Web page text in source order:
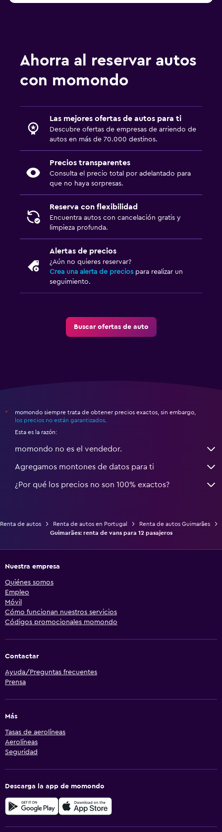
Ahorra al reservar autos
con momondo
Las mejores ofertas de autos para ti
Descubre ofertas de empresas de arriendo de
autos en más de 70.000 destinos.
Precios transparentes
Consulta el precio total por adelantado para
que no haya sorpresas.
Reserva con flexibilidad
Encuentra autos con cancelación gratis y
limpieza profunda.
Alertas de precios
¿Aún no quieres reservar?
Crea una alerta de precios para realizar un
seguimiento.
Buscar ofertas de auto
*
momondo siempre trata de obtener precios exactos, sin embargo,
los precios no están garantizados.
Esta es la razón:
momondo no es el vendedor.
Agregamos montones de datos para ti
¿Por qué los precios no son 100% exactos?
Renta de autos Renta de autos en Portugal
Renta de autos Guimarães
Guimarães: renta de vans para 12 pasajeros
Nuestra empresa
Quiénes somos
Empleo
Móvil
Cómo funcionan nuestros servicios
Códigos promocionales momondo
Contactar
Ayuda/Preguntas frecuentes
Prensa
Más
Tasas de aerolíneas
Aerolíneas
Seguridad
Descarga la app de momondo